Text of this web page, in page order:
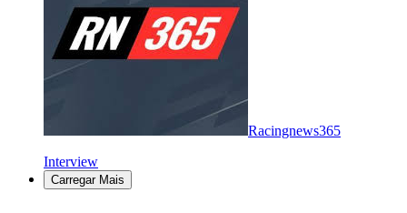
Racingnews365
Interview
Carregar Mais